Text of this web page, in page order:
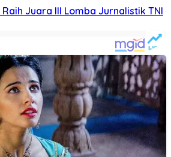
Raih Juara III Lomba Jurnalistik TNI